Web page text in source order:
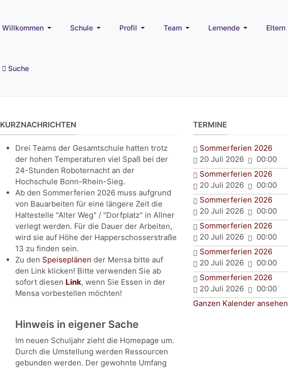
Willkommen Schule Profil Team Lernende Eltern
Suche
KURZNACHRICHTEN
Drei Teams der Gesamtschule hatten trotz
der hohen Temperaturen viel Spaß bei der
24-Stunden Roboternacht an der
Hochschule Bonn-Rhein-Sieg.
Ab den Sommerferien 2026 muss aufgrund
von Bauarbeiten für eine längere Zeit die
Haltestelle "Alter Weg" / "Dorfplatz" in Allner
verlegt werden. Für die Dauer der Arbeiten,
wird sie auf Höhe der Happerschosserstraße
13 zu finden sein.
Zu den Speiseplänen der Mensa bitte auf
den Link klicken! Bitte verwenden Sie ab
sofort diesen Link, wenn Sie Essen in der
Mensa vorbestellen möchten!
Hinweis in eigener Sache
Im neuen Schuljahr zieht die Homepage um.
Durch die Umstellung werden Ressourcen
gebunden werden. Der gewohnte Umfang
TERMINE
Sommerferien 2026
20 Juli 2026
00:00
Sommerferien 2026
20 Juli 2026
00:00
Sommerferien 2026
20 Juli 2026
00:00
Sommerferien 2026
20 Juli 2026
00:00
Sommerferien 2026
20 Juli 2026
00:00
Sommerferien 2026
20 Juli 2026
00:00
Ganzen Kalender ansehen